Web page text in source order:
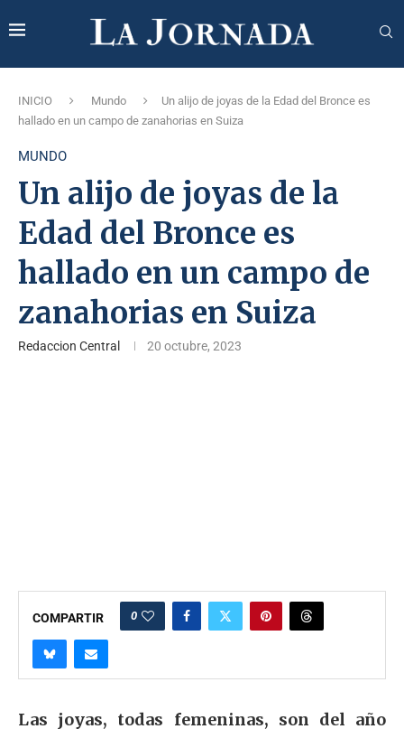
INICIO Mundo
Un alijo de joyas de la Edad del Bronce es
hallado en un campo de zanahorias en Suiza
MUNDO
Un alijo de joyas de la
Edad del Bronce es
hallado en un campo de
zanahorias en Suiza
Redaccion Central 20 octubre, 2023
COMPARTIR 0
Las joyas, todas femeninas, son del año